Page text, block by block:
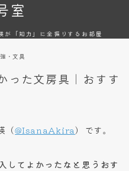
室
が「知力」に全振りするお部屋
・文具
った文房具｜おすす
（@IsanaAkira）です。
してよかったなと思うおす